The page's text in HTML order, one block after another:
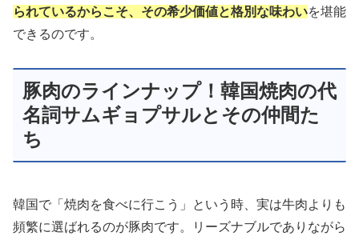
られているからこそ、その希少価値と格別な味わいを堪能
できるのです。
豚肉のラインナップ！韓国焼肉の代
名詞サムギョプサルとその仲間た
ち
韓国で「焼肉を食べに行こう」という時、実は牛肉よりも
頻繁に選ばれるのが豚肉です。リーズナブルでありながら